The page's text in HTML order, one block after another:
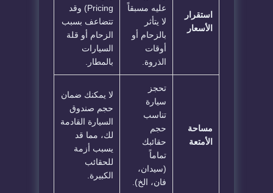
استقرار
الأسعار
عليه مسبقاً
لا يتأثر
بالزحام أو
أوقات
الذروة.
Pricing) وقد
تتضاعف بسبب
الزحام أو قلة
السيارات
بالمطار.
مساحة
الأمتعة
تحجز
سيارة
تناسب
حجم
حقائبك
تماماً
(سيدان،
فان، الخ).
لا يمكنك ضمان
حجم صندوق
السيارة القادمة
لك، مما قد
يسبب أزمة
للحقائب
الكبيرة.